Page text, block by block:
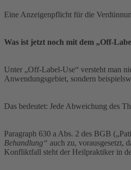
Eine Anzeigenpflicht für die
Was ist jetzt noch mit dem „Off-
Unter „Off-Label-Use“ versteht man
Anwendungsgebiet, sondern
Das bedeutet: Jede Abweichung des
Paragraph 630 a Abs. 2 des BGB
Behandlung“ auch zu, vorausgesetzt,
Konfliktfall steht der Heilpraktiker in